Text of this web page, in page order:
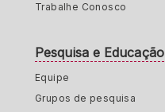
Trabalhe Conosco
Pesquisa e Educação
Equipe
Grupos de pesquisa